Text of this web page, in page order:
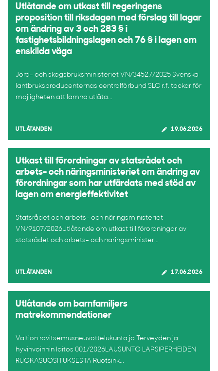
Utlåtande om utkast till regeringens
proposition till riksdagen med förslag till lagar
om ändring av 3 och 283 § i
fastighetsbildningslagen och 76 § i lagen om
enskilda väga
Jord- och skogsbruksministeriet VN/34527/2025 Svenska
lantbruksproducenternas centralförbund SLC r.f. tackar för
möjligheten att lämna utlåta...
UTLÅTANDEN 19.06.2026
Utkast till förordningar av statsrådet och
arbets- och näringsministeriet om ändring av
förordningar som har utfärdats med stöd av
lagen om energieffektivitet
Statsrådet och arbets- och näringsministeriet
VN/9107/2026Utlåtande om utkast till förordningar av
statsrådet och arbets- och näringsminister...
UTLÅTANDEN 17.06.2026
Utlåtande om barnfamiljers
matrekommendationer
Valtion ravitsemusneuvottelukunta ja Terveyden ja
hyvinvoinnin laitos 001/2026LAUSUNTO LAPSIPERHEIDEN
RUOKASUOSITUKSESTA Ruotsink...